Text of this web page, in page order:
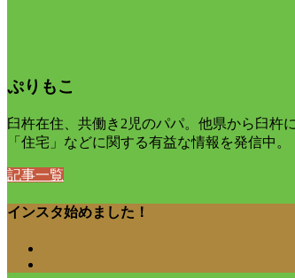
ぷりもこ
臼杵在住、共働き2児のパパ。他県から臼杵
「住宅」などに関する有益な情報を発信中。
記事一覧
インスタ始めました！